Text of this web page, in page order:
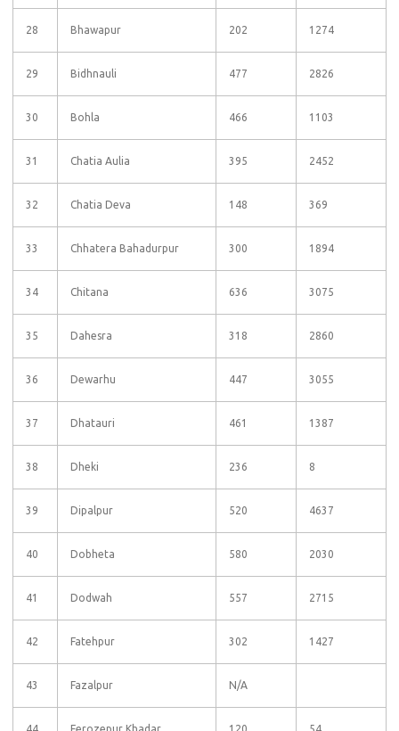
28 Bhawapur 202 1274
29 Bidhnauli 477 2826
30 Bohla 466 1103
31 Chatia Aulia 395 2452
32 Chatia Deva 148 369
33 Chhatera Bahadurpur 300 1894
34 Chitana 636 3075
35 Dahesra 318 2860
36 Dewarhu 447 3055
37 Dhatauri 461 1387
38 Dheki 236 8
39 Dipalpur 520 4637
40 Dobheta 580 2030
41 Dodwah 557 2715
42 Fatehpur 302 1427
43 Fazalpur N/A